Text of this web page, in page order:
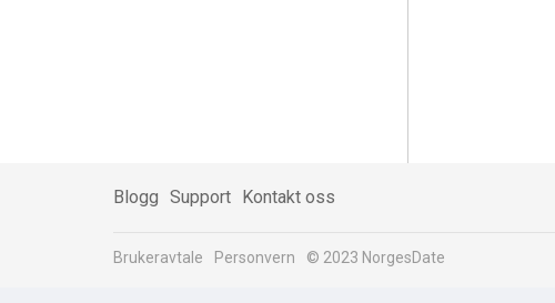
Blogg Support Kontakt oss
Brukeravtale Personvern © 2023 NorgesDate